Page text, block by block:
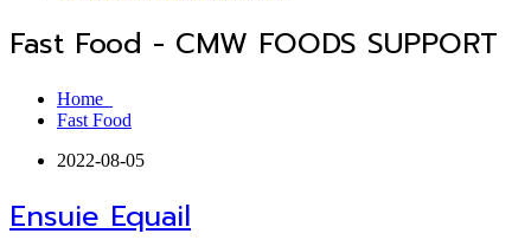
Fast Food - CMW FOODS SUPPORT
Home
Fast Food
2022-08-05
Ensuie Equail